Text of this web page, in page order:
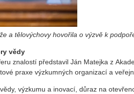
a tělovýchovy hovořila o výzvě k
vědy
znalostí představil Ján Matejka z
praxe výzkumných organizací a
výzkumu a inovací, důraz na